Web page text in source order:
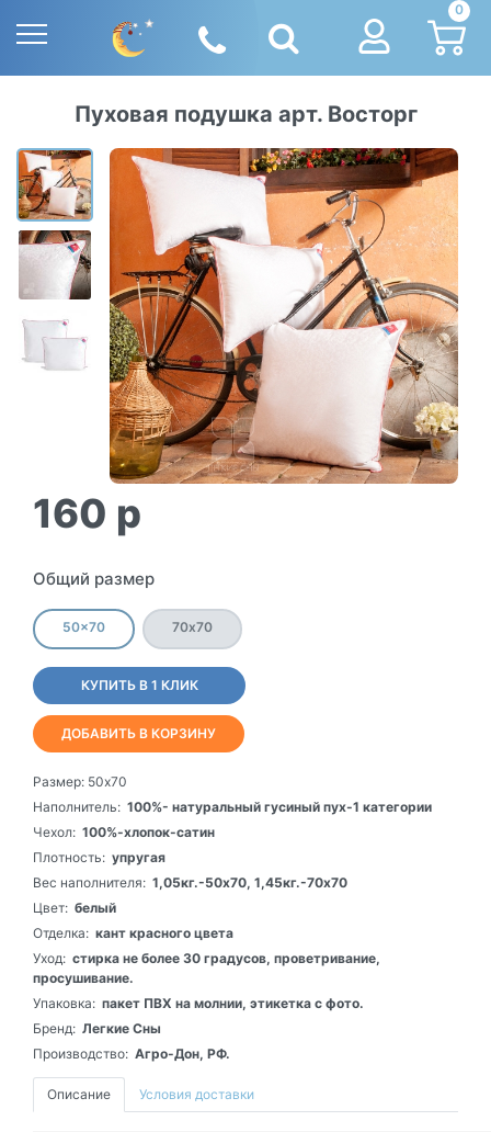
0
Пуховая подушка арт. Восторг
160 p
Общий размер
50x70 70х70
КУПИТЬ В 1 КЛИК
ДОБАВИТЬ В КОРЗИНУ
Размер: 50x70
Наполнитель: 100%- натуральный гусиный пух-1 категории
Чехол: 100%-хлопок-сатин
Плотность: упругая
Вес наполнителя: 1,05кг.-50х70, 1,45кг.-70х70
Цвет: белый
Отделка: кант красного цвета
Уход: стирка не более 30 градусов, проветривание,
просушивание.
Упаковка: пакет ПВХ на молнии, этикетка с фото.
Бренд: Легкие Сны
Производство: Агро-Дон, РФ.
Описание Условия доставки